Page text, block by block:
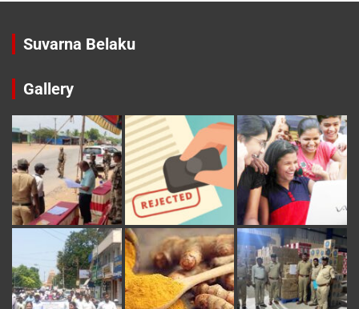
Suvarna Belaku
Gallery